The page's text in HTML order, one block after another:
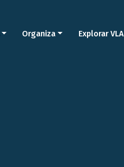
Organiza Explorar VLA